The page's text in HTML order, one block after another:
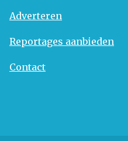
Adverteren
Reportages aanbieden
Contact